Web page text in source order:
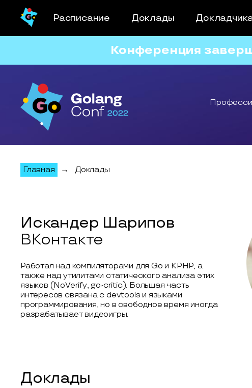
Расписание Доклады
Конференция
Главная → Доклады
Искандер Шарипов
ВКонтакте
Работал над компиляторами для Go и KPHP, а
также над утилитами статического анализа этих
языков (NoVerify, go-critic). Большая часть
интересов связана с devtools и языками
программирования, но в свободное время иногда
разрабатывает видеоигры.
Доклады